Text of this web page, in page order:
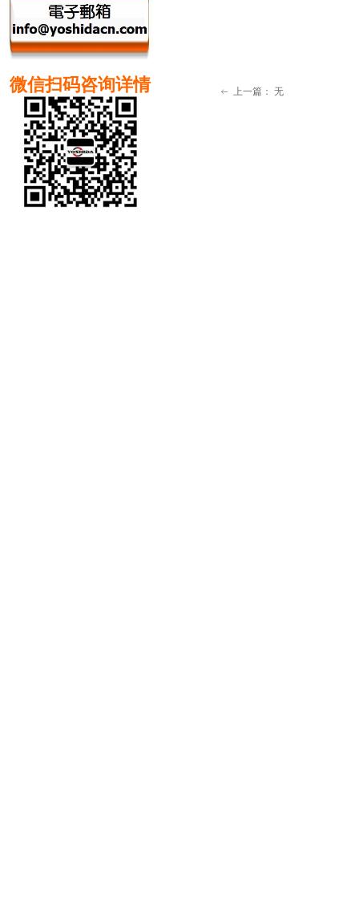
ꂃ 上一篇： 无
微信扫码咨询详情